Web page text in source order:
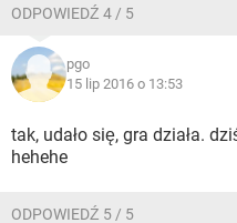
ODPOWIEDŹ 4 / 5
pgo
15 lip 2016 o 13:53
tak, udało się, gra działa.
hehehe
ODPOWIEDŹ 5 / 5